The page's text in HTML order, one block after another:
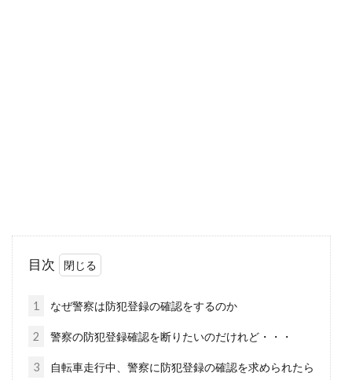
お気に入りの自転車を買って、お金をかけてカ
スタマイズして。もちろん盗難にあわないよう
ロードバイク所有者の悩み、盗難被
目次
1 なぜ警察は防犯登録の確認をするのか
2 警察の防犯登録確認を断りたいのだけれど・・・
3 自転車走行中、警察に防犯登録の確認を求められたら